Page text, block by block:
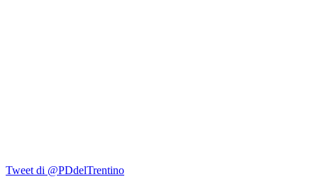
Tweet di @PDdelTrentino